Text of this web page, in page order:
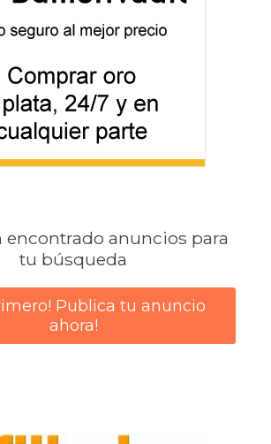
encontrado anuncios para
tu búsqueda
Publica tu anuncio
ahora!